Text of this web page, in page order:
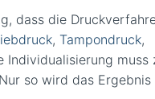
dass die
, Tampondruck,
Individualisierung muss
so wird das Ergebnis